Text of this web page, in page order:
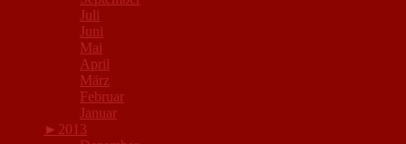
Juli
Juni
Mai
April
März
Februar
Januar
► 2013